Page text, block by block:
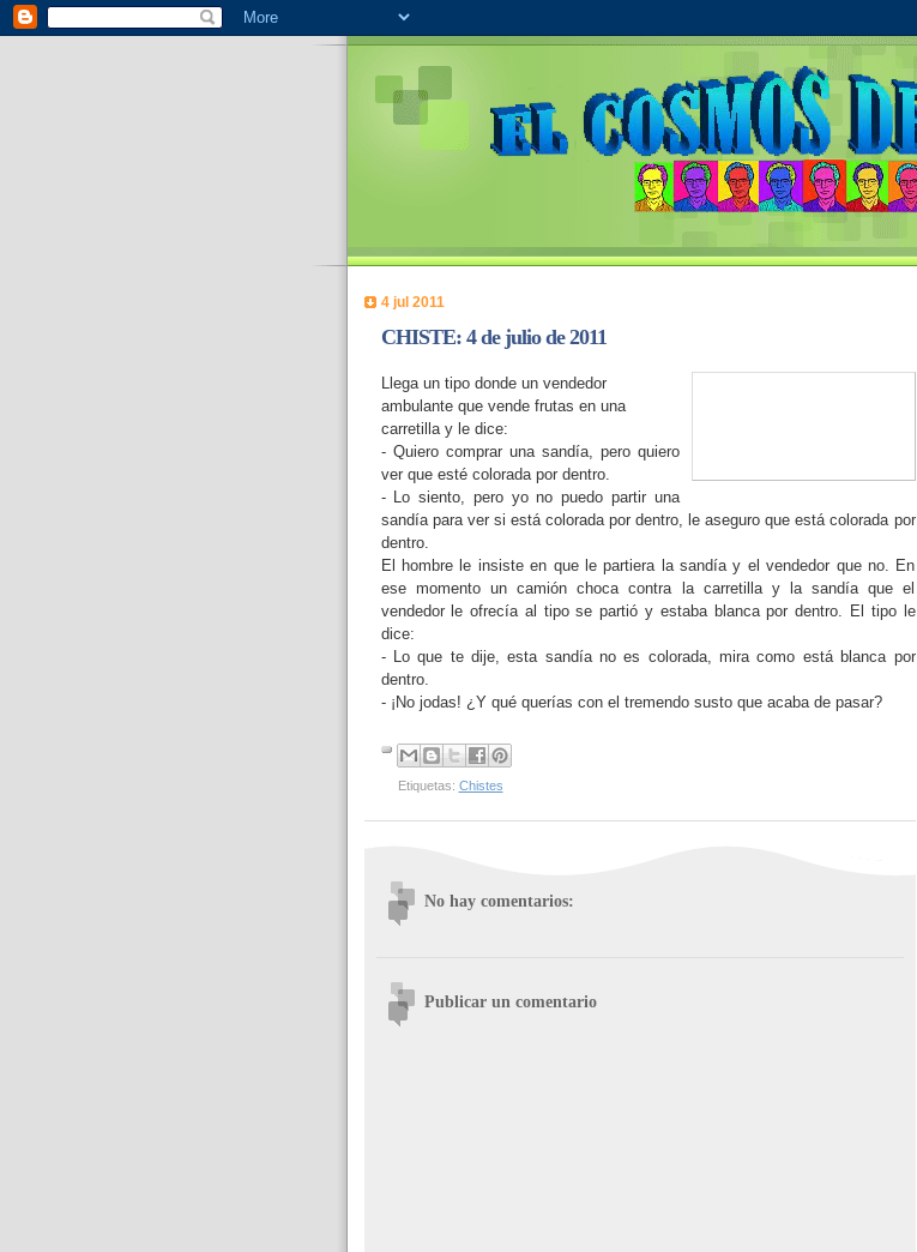
4 jul 2011
CHISTE: 4 de julio de 2011
Llega un tipo donde un vendedor
ambulante que vende frutas en una
carretilla y le dice:
- Quiero comprar una sandía, pero quiero
ver que esté colorada por dentro.
- Lo siento, pero yo no puedo partir una
sandía para ver si está colorada por dentro, le aseguro que está colorada por
dentro.
El hombre le insiste en que le partiera la sandía y el vendedor que no. En
ese momento un camión choca contra la carretilla y la sandía que el
vendedor le ofrecía al tipo se partió y estaba blanca por dentro. El tipo le
dice:
- Lo que te dije, esta sandía no es colorada, mira como está blanca por
dentro.
- ¡No jodas! ¿Y qué querías con el tremendo susto que acaba de pasar?
Etiquetas: Chistes
No hay comentarios:
Publicar un comentario